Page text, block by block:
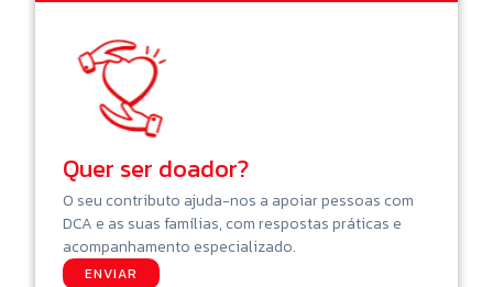
Quer ser doador?
O seu contributo ajuda-nos a apoiar pessoas com
DCA e as suas famílias, com respostas práticas e
acompanhamento especializado.
ENVIAR